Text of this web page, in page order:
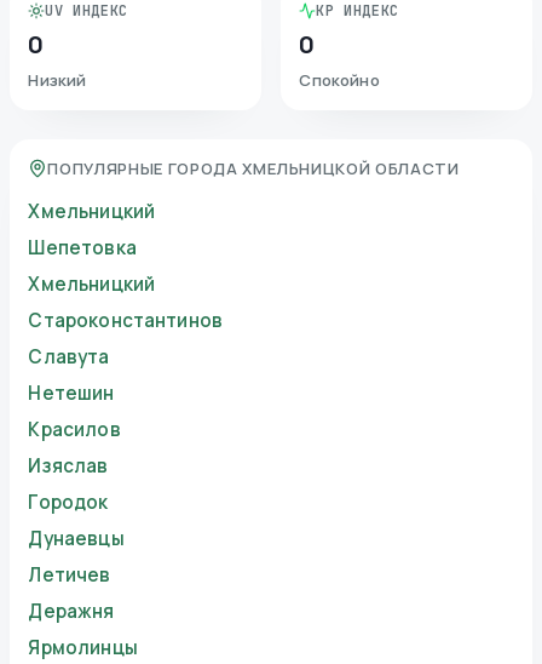
UV ИНДЕКС
0
Низкий
KP ИНДЕКС
0
Спокойно
ПОПУЛЯРНЫЕ ГОРОДА ХМЕЛЬНИЦКОЙ ОБЛАСТИ
Хмельницкий
Шепетовка
Хмельницкий
Староконстантинов
Славута
Нетешин
Красилов
Изяслав
Городок
Дунаевцы
Летичев
Деражня
Ярмолинцы